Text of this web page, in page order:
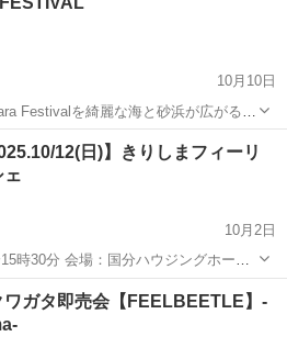
10月10日
Festivalを綺麗な海と砂浜が広がる、
とその前のビーチで開催します。 野
ラニックヒーリング、瞑想、パワース
地域/お祭り 砂浜
12(日)】きりしまフィーリ
ェ
10月2日
時30分 会場：国分ハウジングホール
業 きりしまフィーリングマルシェ ✨あそぶ！まなぶ！1日...
地域/お祭り マルシェ
ワガタ即売会【FEELBEETLE】-